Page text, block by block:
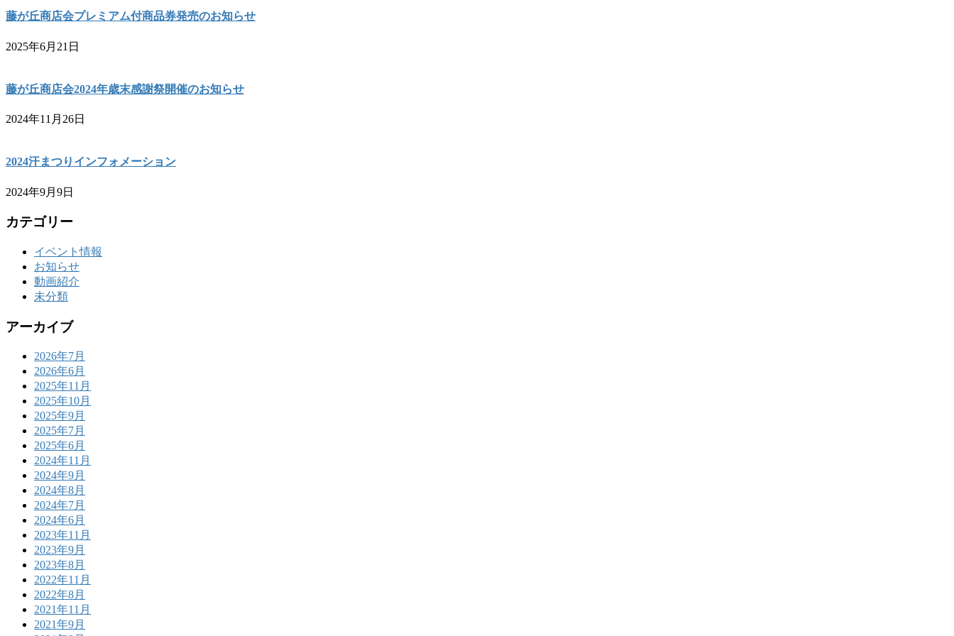
藤が丘商店会プレミアム付商品券発売のお知らせ
2025年6月21日
藤が丘商店会2024年歳末感謝祭開催のお知らせ
2024年11月26日
2024汗まつりインフォメーション
2024年9月9日
カテゴリー
イベント情報
お知らせ
動画紹介
未分類
アーカイブ
2026年7月
2026年6月
2025年11月
2025年10月
2025年9月
2025年7月
2025年6月
2024年11月
2024年9月
2024年8月
2024年7月
2024年6月
2023年11月
2023年9月
2023年8月
2022年11月
2022年8月
2021年11月
2021年9月